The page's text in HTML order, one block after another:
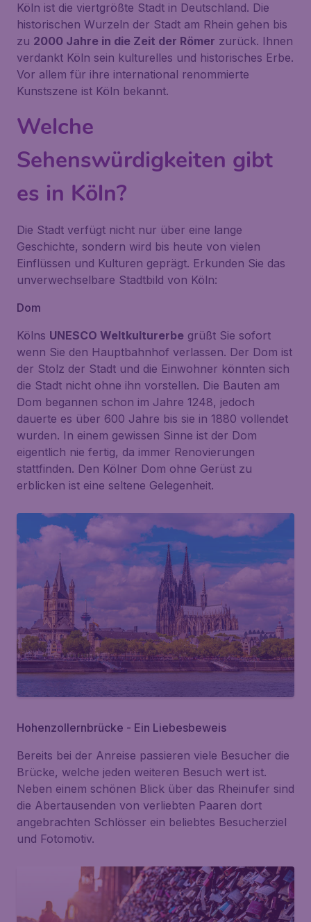
Köln ist die viertgrößte Stadt in Deutschland. Die
historischen Wurzeln der Stadt am Rhein gehen bis
zu 2000 Jahre in die Zeit der Römer zurück. Ihnen
verdankt Köln sein kulturelles und historisches Erbe.
Vor allem für ihre international renommierte
Kunstszene ist Köln bekannt.
Welche
Sehenswürdigkeiten gibt
es in Köln?
Die Stadt verfügt nicht nur über eine lange
Geschichte, sondern wird bis heute von vielen
Einflüssen und Kulturen geprägt. Erkunden Sie das
unverwechselbare Stadtbild von Köln:
Dom
Kölns UNESCO Weltkulturerbe grüßt Sie sofort
wenn Sie den Hauptbahnhof verlassen. Der Dom ist
der Stolz der Stadt und die Einwohner könnten sich
die Stadt nicht ohne ihn vorstellen. Die Bauten am
Dom begannen schon im Jahre 1248, jedoch
dauerte es über 600 Jahre bis sie in 1880 vollendet
wurden. In einem gewissen Sinne ist der Dom
eigentlich nie fertig, da immer Renovierungen
stattfinden. Den Kölner Dom ohne Gerüst zu
erblicken ist eine seltene Gelegenheit.
Hohenzollernbrücke - Ein Liebesbeweis
Bereits bei der Anreise passieren viele Besucher die
Brücke, welche jeden weiteren Besuch wert ist.
Neben einem schönen Blick über das Rheinufer sind
die Abertausenden von verliebten Paaren dort
angebrachten Schlösser ein beliebtes Besucherziel
und Fotomotiv.